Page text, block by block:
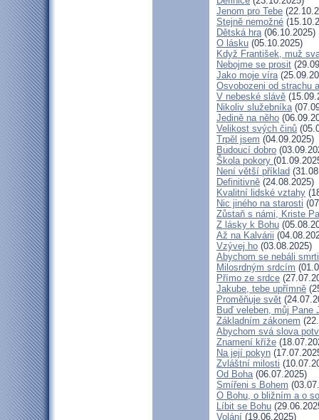
Jenom pro Tebe
Stejně nemožné
Dětská hra(06.10.2025)
O lásku (05.10.2025)
Když František, muž
Nebojme se prosit
Jako moje víra
Osvobozeni od strachu
V nebeské slávě
Nikoliv služebníka
Jedině na něho
Velikost svých činů
Trpěl jsem (04.09.2025)
Budoucí dobro
Škola pokory
Není větší příklad
Definitivně (24.08.2025)
Kvalitní lidské vztahy
Nic jiného na starosti
Zůstaň s námi, Kriste
Z lásky k Bohu
Až na Kalvárii
Vzývej ho (03.08.2025)
Abychom se nebáli smrti
Milosrdným srdcím
Přímo ze srdce
Jakube, tebe upřímně
Proměňuje svět
Buď veleben, můj Pane
Základním zákonem
Abychom svá slova
Znamení kříže
Na její pokyn
Zvláštní milosti
Od Boha(06.07.2025)
Smířeni s Bohem
O Bohu, o bližním a o
Líbit se Bohu
Volání (19.06.2025)